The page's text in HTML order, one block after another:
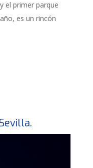
el primer parque
es un rincón